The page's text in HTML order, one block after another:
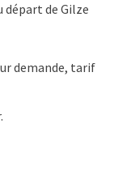
départ de Gilze
demande, tarif